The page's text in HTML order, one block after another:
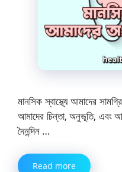
মানসিক স্বাস্থ্যে আমাদের
আমাদের চিন্তা, অনুভূতি, এবং
দৈনন্দিন …
Read more